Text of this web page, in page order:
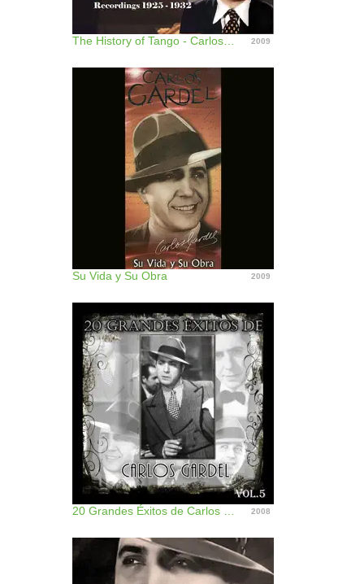
The History of Tango - Carlos Gardel Volume 13 / Recordings 1925 -1932 2009
Su Vida y Su Obra 2009
20 Grandes Éxitos de Carlos Gardel, Vol. 5 2008